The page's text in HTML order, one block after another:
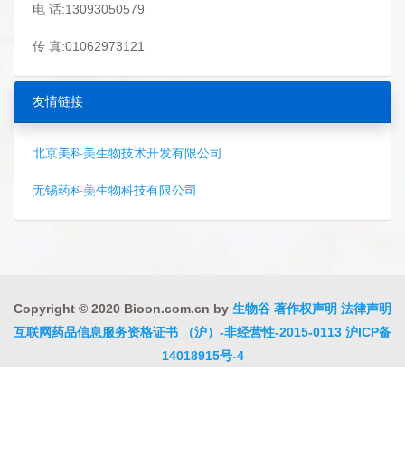
电 话:13093050579
传 真:01062973121
友情链接
北京美科美生物技术开发有限公司
无锡药科美生物科技有限公司
Copyright © 2020 Bioon.com.cn by 生物谷 著作权声明 法律声明
互联网药品信息服务资格证书 （沪）-非经营性-2015-0113 沪ICP备
14018915号-4